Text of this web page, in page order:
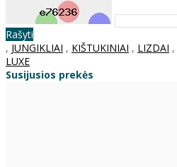
Rašyti
, JUNGIKLIAI , KIŠTUKINIAI , LIZDAI ,
LUXE
Susijusios prekės